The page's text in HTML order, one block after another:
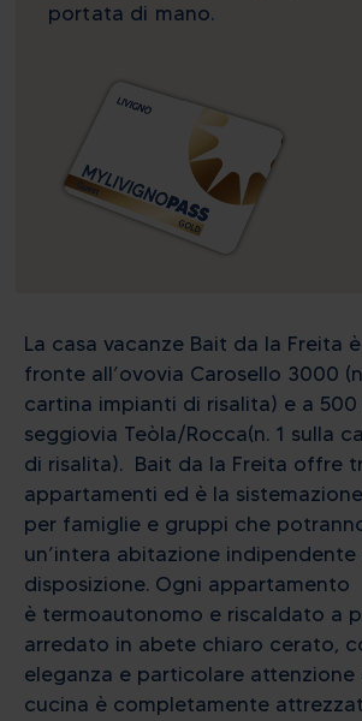
portata di mano.
La casa vacanze Bait da la Freita
fronte all’ovovia Carosello 3000
cartina impianti di risalita) e a 500
seggiovia Teòla/Rocca(n. 1 sulla
di risalita). Bait da la Freita offre
appartamenti ed è la
per famiglie e gruppi che
un’intera abitazione indipendente
disposizione. Ogni appartamento
è termoautonomo e riscaldato a
arredato in abete chiaro cerato,
eleganza e particolare attenzione
cucina è completamente